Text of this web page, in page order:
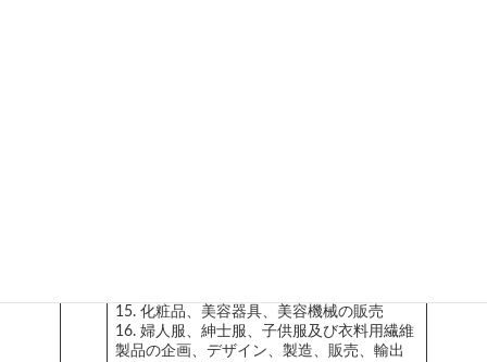
15. 化粧品、美容器具、美容機械の販売
16. 婦人服、紳士服、子供服及び衣料用繊維
製品の企画、デザイン、製造、販売、輸出